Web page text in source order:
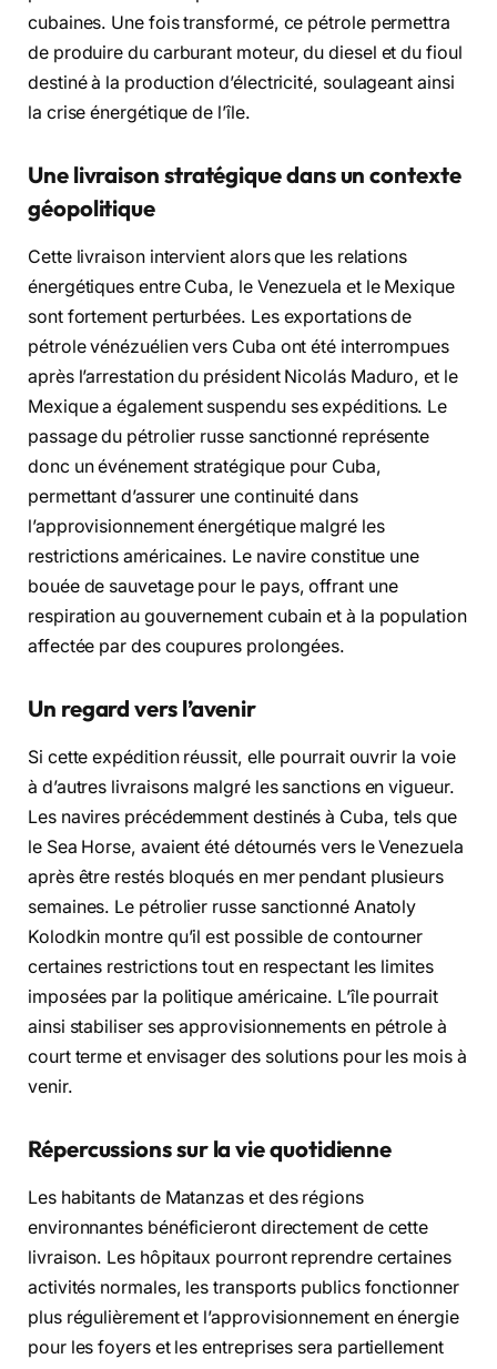
cubaines. Une fois transformé, ce pétrole permettra
de produire du carburant moteur, du diesel et du fioul
destiné à la production d’électricité, soulageant ainsi
la crise énergétique de l’île.
Une livraison stratégique dans un contexte
géopolitique
Cette livraison intervient alors que les relations
énergétiques entre Cuba, le Venezuela et le Mexique
sont fortement perturbées. Les exportations de
pétrole vénézuélien vers Cuba ont été interrompues
après l’arrestation du président Nicolás Maduro, et le
Mexique a également suspendu ses expéditions. Le
passage du pétrolier russe sanctionné représente
donc un événement stratégique pour Cuba,
permettant d’assurer une continuité dans
l’approvisionnement énergétique malgré les
restrictions américaines. Le navire constitue une
bouée de sauvetage pour le pays, offrant une
respiration au gouvernement cubain et à la population
affectée par des coupures prolongées.
Un regard vers l’avenir
Si cette expédition réussit, elle pourrait ouvrir la voie
à d’autres livraisons malgré les sanctions en vigueur.
Les navires précédemment destinés à Cuba, tels que
le Sea Horse, avaient été détournés vers le Venezuela
après être restés bloqués en mer pendant plusieurs
semaines. Le pétrolier russe sanctionné Anatoly
Kolodkin montre qu’il est possible de contourner
certaines restrictions tout en respectant les limites
imposées par la politique américaine. L’île pourrait
ainsi stabiliser ses approvisionnements en pétrole à
court terme et envisager des solutions pour les mois à
venir.
Répercussions sur la vie quotidienne
Les habitants de Matanzas et des régions
environnantes bénéficieront directement de cette
livraison. Les hôpitaux pourront reprendre certaines
activités normales, les transports publics fonctionner
plus régulièrement et l’approvisionnement en énergie
pour les foyers et les entreprises sera partiellement